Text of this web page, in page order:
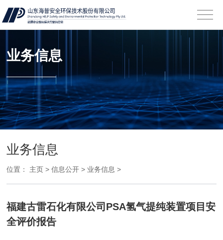
业务信息
业务信息
位置： 主页 >信息公开 > 业务信息 >
福建古雷石化有限公司PSA氢气提纯装置项目安
全评价报告